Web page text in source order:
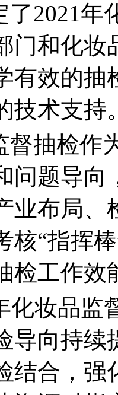
了2021年
门和化妆
有效的抽
技术支持
督抽检作
问题导
业布局
核“指挥
检工作效
化妆品监
导向持续
结合，强